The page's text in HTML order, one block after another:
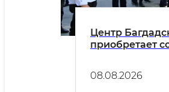
Центр
приобретает
08.08.2026